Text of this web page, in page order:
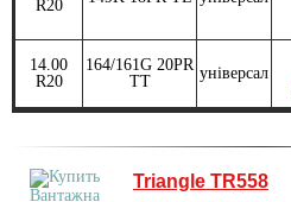
R20
14.00
R20
164/161G 20PR
TT
універсал
Triangle TR558